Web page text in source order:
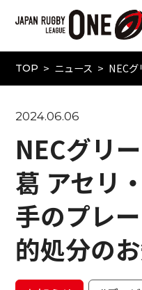
TOP ニュース NEC
2024.06.06
NECグリ
葛 アセリ
手のプレ
的処分の